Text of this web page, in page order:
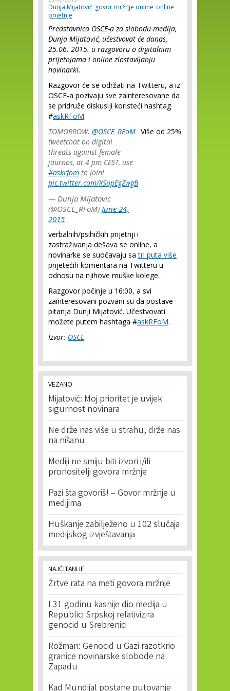
Dunja Mijatović govor mržnje online online
prijetnje
Predstavnica OSCE-a za slobodu medija,
Dunja Mijatović, učestvovat će danas,
25.06. 2015. u razgovoru o digitalnim
prijetnjama i online zlostavljanju
novinarki.
Razgovor će se održati na Twitteru, a iz
OSCE-a pozivaju sve zainteresovane da
se pridruže diskusiji koristeći hashtag
#askRFoM.
TOMORROW: @OSCE_RFoM
tweetchat on digital
threats against female
journos, at 4 pm CEST, use
#askrfom to join!
pic.twitter.com/XSupEgZwgB
— Dunja Mijatovic
(@OSCE_RFoM) June 24,
2015
Više od 25%
verbalnih/psihičkih prijetnji i
zastraživanja dešava se online, a
novinarke se suočavaju satri puta više
prijetećih komentara na Twitteru u
odnosu na njihove muške kolege.
Razgovor počinje u 16:00, a svi
zainteresovani pozvani su da postave
pitanja Dunji Mijatović. Učestvovati
možete putem hashtaga #askRFoM.
Izvor: OSCE
VEZANO
Mijatović: Moj prioritet je uvijek
sigurnost novinara
Ne drže nas više u strahu, drže nas
na nišanu
Mediji ne smiju biti izvori i/ili
pronositelji govora mržnje
Pazi šta govoriš! – Govor mržnje u
medijima
Huškanje zabilježeno u 102 slučaja
medijskog izvještavanja
NAJČITANIJE
Žrtve rata na meti govora mržnje
I 31 godinu kasnije dio medija u
Republici Srpskoj relativizira
genocid u Srebrenici
Rožman: Genocid u Gazi razotkrio
granice novinarske slobode na
Zapadu